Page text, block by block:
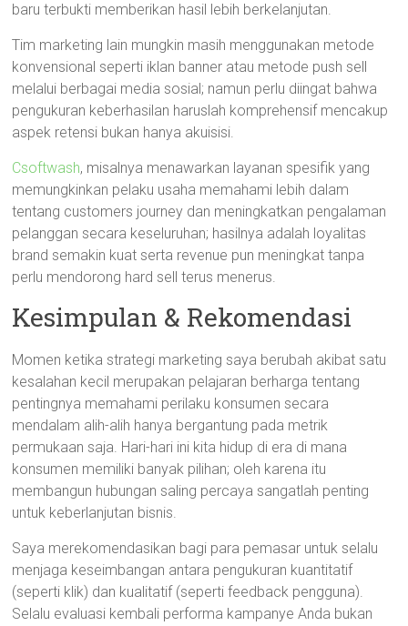
baru terbukti memberikan hasil lebih berkelanjutan.
Tim marketing lain mungkin masih menggunakan metode
konvensional seperti iklan banner atau metode push sell
melalui berbagai media sosial; namun perlu diingat bahwa
pengukuran keberhasilan haruslah komprehensif mencakup
aspek retensi bukan hanya akuisisi.
Csoftwash, misalnya menawarkan layanan spesifik yang
memungkinkan pelaku usaha memahami lebih dalam
tentang customers journey dan meningkatkan pengalaman
pelanggan secara keseluruhan; hasilnya adalah loyalitas
brand semakin kuat serta revenue pun meningkat tanpa
perlu mendorong hard sell terus menerus.
Kesimpulan & Rekomendasi
Momen ketika strategi marketing saya berubah akibat satu
kesalahan kecil merupakan pelajaran berharga tentang
pentingnya memahami perilaku konsumen secara
mendalam alih-alih hanya bergantung pada metrik
permukaan saja. Hari-hari ini kita hidup di era di mana
konsumen memiliki banyak pilihan; oleh karena itu
membangun hubungan saling percaya sangatlah penting
untuk keberlanjutan bisnis.
Saya merekomendasikan bagi para pemasar untuk selalu
menjaga keseimbangan antara pengukuran kuantitatif
(seperti klik) dan kualitatif (seperti feedback pengguna).
Selalu evaluasi kembali performa kampanye Anda bukan